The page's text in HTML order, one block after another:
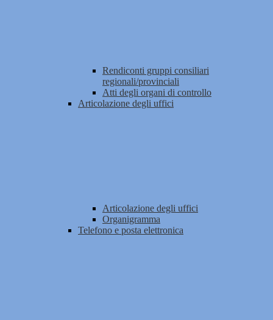
Rendiconti gruppi consiliari
regionali/provinciali
Atti degli organi di controllo
Articolazione degli uffici
Articolazione degli uffici
Organigramma
Telefono e posta elettronica